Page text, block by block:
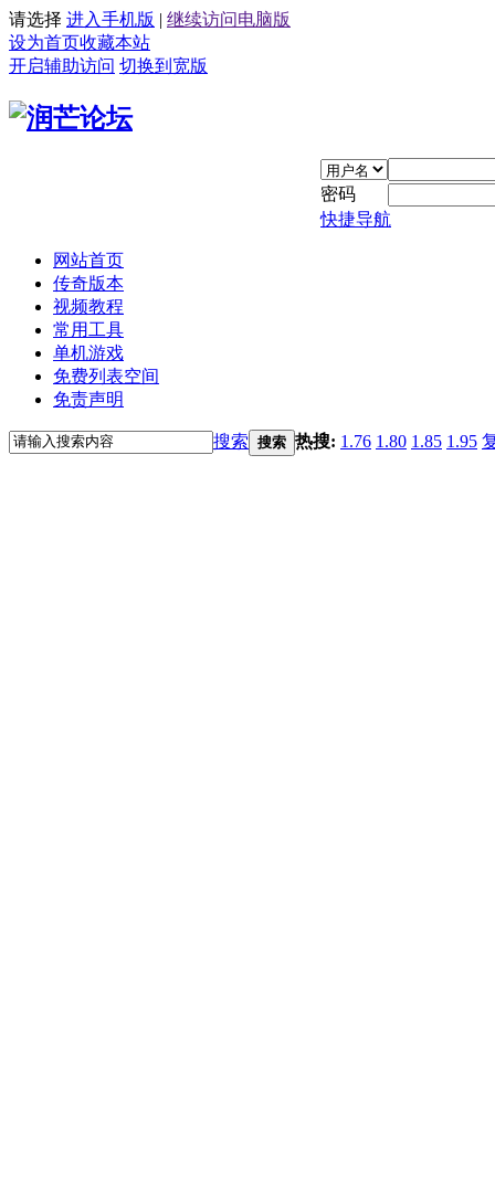
请选择 进入手机版 | 继续访问电脑版
设为首页收藏本站
开启辅助访问 切换到宽版
密码
快捷导航
网站首页
传奇版本
视频教程
常用工具
单机游戏
免费列表空间
免责声明
搜索 搜索 热搜: 1.76 1.80 1.85 1.95